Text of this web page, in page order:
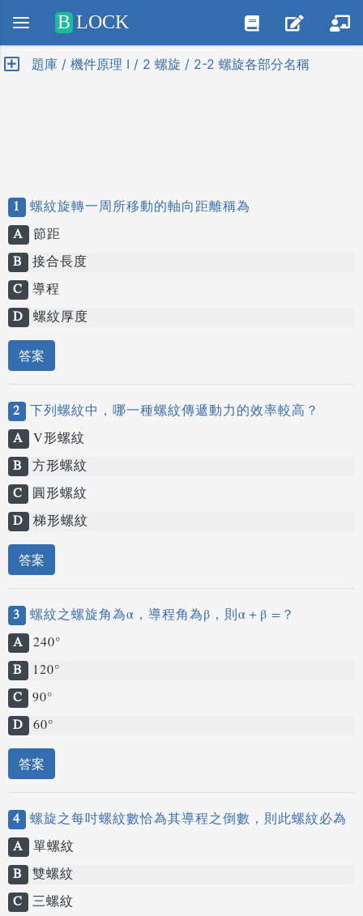
Positive SSL
B LOCK
題庫 / 機件原理 I / 2 螺旋 / 2-2 螺旋各部分名稱
1 螺紋旋轉一周所移動的軸向距離稱為
A 節距
B 接合長度
C 導程
D 螺紋厚度
答案
2 下列螺紋中，哪一種螺紋傳遞動力的效率較高？
A V形螺紋
B 方形螺紋
C 圓形螺紋
D 梯形螺紋
答案
3 螺紋之螺旋角為α，導程角為β，則α＋β =？
A 240°
B
120°
C 90°
D 60°
答案
4 螺旋之每吋螺紋數恰為其導程之倒數，則此螺紋必為
A 單螺紋
B 雙螺紋
C 三螺紋